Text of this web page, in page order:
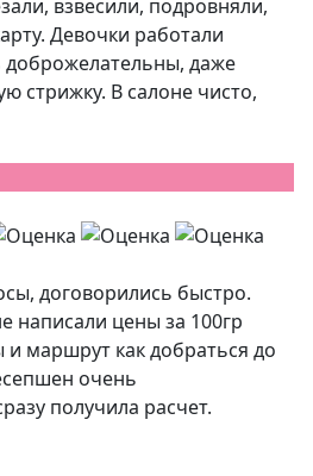
взвесили, подровняли,
Девочки работали
даже
стрижку. В салоне чисто,
договорились быстро.
написали цены за 100гр
и маршрут как добраться до
очень
получила расчет.